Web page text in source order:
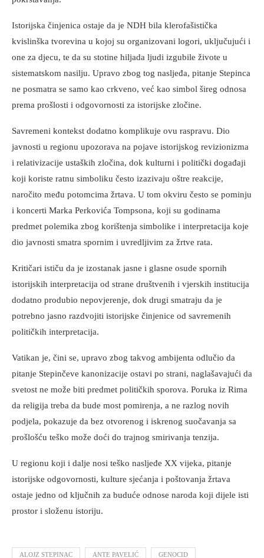
Istorijska činjenica ostaje da je NDH bila klerofašistička
kvislinška tvorevina u kojoj su organizovani logori, uključujući i
one za djecu, te da su stotine hiljada ljudi izgubile živote u
sistematskom nasilju. Upravo zbog tog nasljeđa, pitanje Stepinca
ne posmatra se samo kao crkveno, već kao simbol šireg odnosa
prema prošlosti i odgovornosti za istorijske zločine.
Savremeni kontekst dodatno komplikuje ovu raspravu. Dio
javnosti u regionu upozorava na pojave istorijskog revizionizma
i relativizacije ustaških zločina, dok kulturni i politički događaji
koji koriste ratnu simboliku često izazivaju oštre reakcije,
naročito među potomcima žrtava. U tom okviru često se pominju
i koncerti Marka Perkovića Tompsona, koji su godinama
predmet polemika zbog korištenja simbolike i interpretacija koje
dio javnosti smatra spornim i uvredljivim za žrtve rata.
Kritičari ističu da je izostanak jasne i glasne osude spornih
istorijskih interpretacija od strane društvenih i vjerskih institucija
dodatno produbio nepovjerenje, dok drugi smatraju da je
potrebno jasno razdvojiti istorijske činjenice od savremenih
političkih interpretacija.
Vatikan je, čini se, upravo zbog takvog ambijenta odlučio da
pitanje Stepinčeve kanonizacije ostavi po strani, naglašavajući da
svetost ne može biti predmet političkih sporova. Poruka iz Rima
da religija treba da bude most pomirenja, a ne razlog novih
podjela, pokazuje da bez otvorenog i iskrenog suočavanja sa
prošlošću teško može doći do trajnog smirivanja tenzija.
U regionu koji i dalje nosi teško nasljeđe XX vijeka, pitanje
istorijske odgovornosti, kulture sjećanja i poštovanja žrtava
ostaje jedno od ključnih za buduće odnose naroda koji dijele isti
prostor i složenu istoriju.
ALOJZ STEPINAC ANTE PAVELIĆ GENOCID